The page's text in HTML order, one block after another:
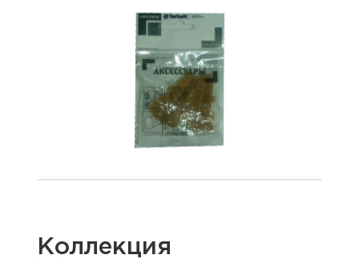
Коллекция